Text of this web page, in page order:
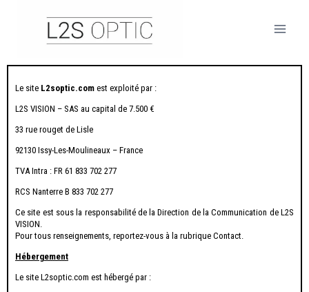
Le site L2soptic.com est exploité par :
L2S VISION – SAS au capital de 7.500 €
33 rue rouget de Lisle
92130 Issy-Les-Moulineaux – France
TVA Intra : FR 61 833 702 277
RCS Nanterre B 833 702 277
Ce site est sous la responsabilité de la Direction de la Communication de L2S
VISION.
Pour tous renseignements, reportez-vous à la rubrique Contact.
Hébergement
Le site L2soptic.com est hébergé par :